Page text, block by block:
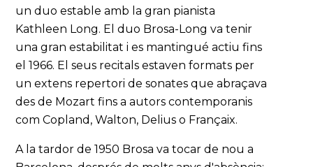
un duo estable amb la gran pianista
Kathleen Long. El duo Brosa-Long va tenir
una gran estabilitat i es mantingué actiu fins
el 1966. El seus recitals estaven formats per
un extens repertori de sonates que abraçava
des de Mozart fins a autors contemporanis
com Copland, Walton, Delius o Françaix.
A la tardor de 1950 Brosa va tocar de nou a